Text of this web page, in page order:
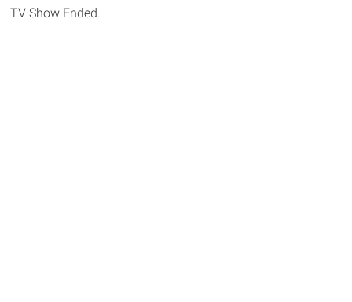
TV Show Ended.